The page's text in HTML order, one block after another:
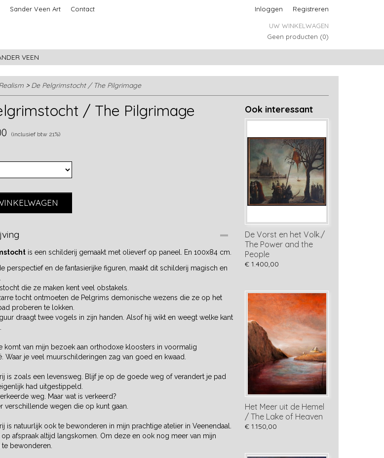
Sander Veen Art Contact Inloggen Registreren
UW WINKELWAGEN
Geen producten (0)
VEEN
> De Pelgrimstocht / The Pilgrimage
/ The Pilgrimage
(inclusief btw 21%)
is een schilderij gemaakt met olieverf op paneel. En 100x84 cm.
perspectief en de fantasierijke figuren, maakt dit schilderij magisch en
die ze maken kent veel obstakels.
tocht ontmoeten de Pelgrims demonische wezens die ze op het
proberen te lokken.
draagt twee vogels in zijn handen. Alsof hij wikt en weegt welke kant
komt van mijn bezoek aan orthodoxe kloosters in voormalig
Waar je veel muurschilderingen zag van goed en kwaad.
is zoals een levensweg. Blijf je op de goede weg of verandert je pad
had uitgestippeld.
weg. Maar wat is verkeerd?
verschillende wegen die op kunt gaan.
is natuurlijk ook te bewonderen in mijn prachtige atelier in Veenendaal.
op afspraak altijd langskomen. Om deze en ook nog meer van mijn
bewonderen.
Ook interessant
De Vorst en het Volk./
The Power and the
People
€ 1.400,00
Het Meer uit de Hemel
/ The Lake of Heaven
€ 1.150,00